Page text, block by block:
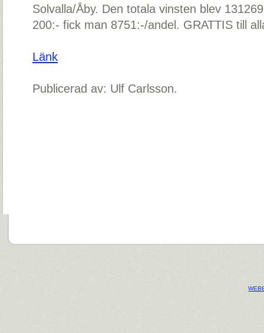
Solvalla/Åby. Den totala vinsten blev
200:- fick man 8751:-/andel. GRATTIS till
Länk
Publicerad av: Ulf Carlsson.